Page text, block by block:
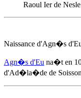
Raoul Ier de
Naissance d'Agn�s
Agn�s d'Eu na�t en
d'Ad�la�de de